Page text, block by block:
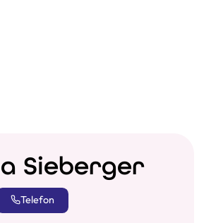
Sieberger
Telefon